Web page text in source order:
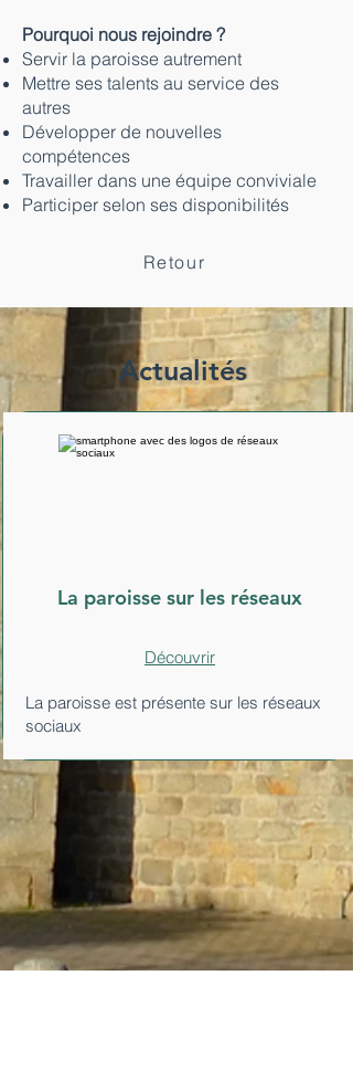
Pourquoi nous rejoindre ?
Servir la paroisse autrement
Mettre ses talents au service des
autres
Développer de nouvelles
compétences
Travailler dans une équipe conviviale
Participer selon ses disponibilités
Retour
Actualités
La paroisse sur les réseaux
Découvrir
La paroisse est présente sur les réseaux
sociaux